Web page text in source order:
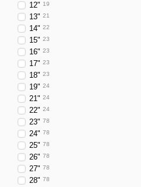
12" 19
13" 21
14" 22
15" 23
16" 23
17" 23
18" 23
19" 24
21" 24
22" 24
23" 78
24" 78
25" 78
26" 78
27" 78
28" 78